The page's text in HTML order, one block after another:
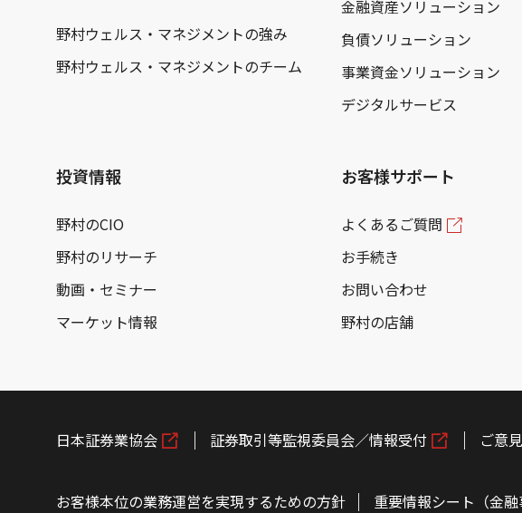
野村ウェルス・マネジメントの強み
野村ウェルス・マネジメントのチーム
金融資産ソリューション
負債ソリューション
事業資金ソリューション
デジタルサービス
投資情報
野村のCIO
野村のリサーチ
動画・セミナー
マーケット情報
お客様サポート
よくあるご質問
お手続き
お問い合わせ
野村の店舗
日本証券業協会 証券取引等監視委員会／情報受付 ご意
お客様本位の業務運営を実現するための方針 重要情報シート（金融